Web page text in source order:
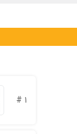
۱ #